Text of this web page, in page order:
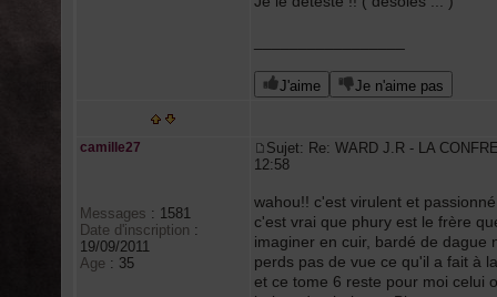
J'aime Je n'aime pas
camille27
Messages : 1581
Date d'inscription :
19/09/2011
Age : 35
Sujet: Re: WARD J.R - LA
12:58
wahou!! c'est virulent et
c'est vrai que phury est le frère
imaginer en cuir, bardé de dague
perds pas de vue ce qu'il a fait à
et ce tome 6 reste pour moi celui